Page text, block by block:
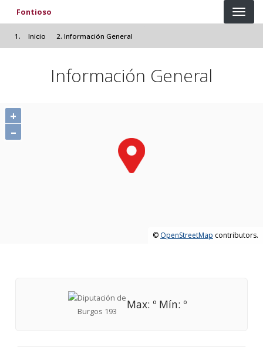
Pasar al contenido principal
Fontioso
Inicio Información General
Información General
+
–
© OpenStreetMap contributors.
Max: º Mín: º